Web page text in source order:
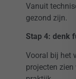
Vanuit
gezond zijn.
Stap 4: denk
Vooral bij het
projecten